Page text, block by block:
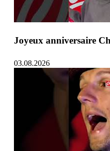
Joyeux anniversaire
03.08.2026